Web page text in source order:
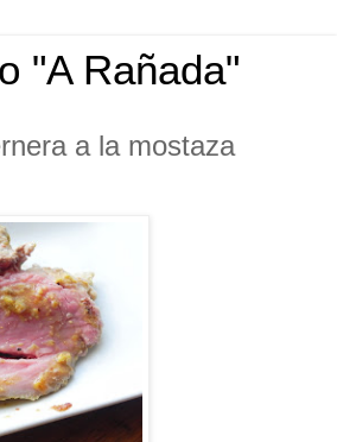
"A Rañada"
a la mostaza